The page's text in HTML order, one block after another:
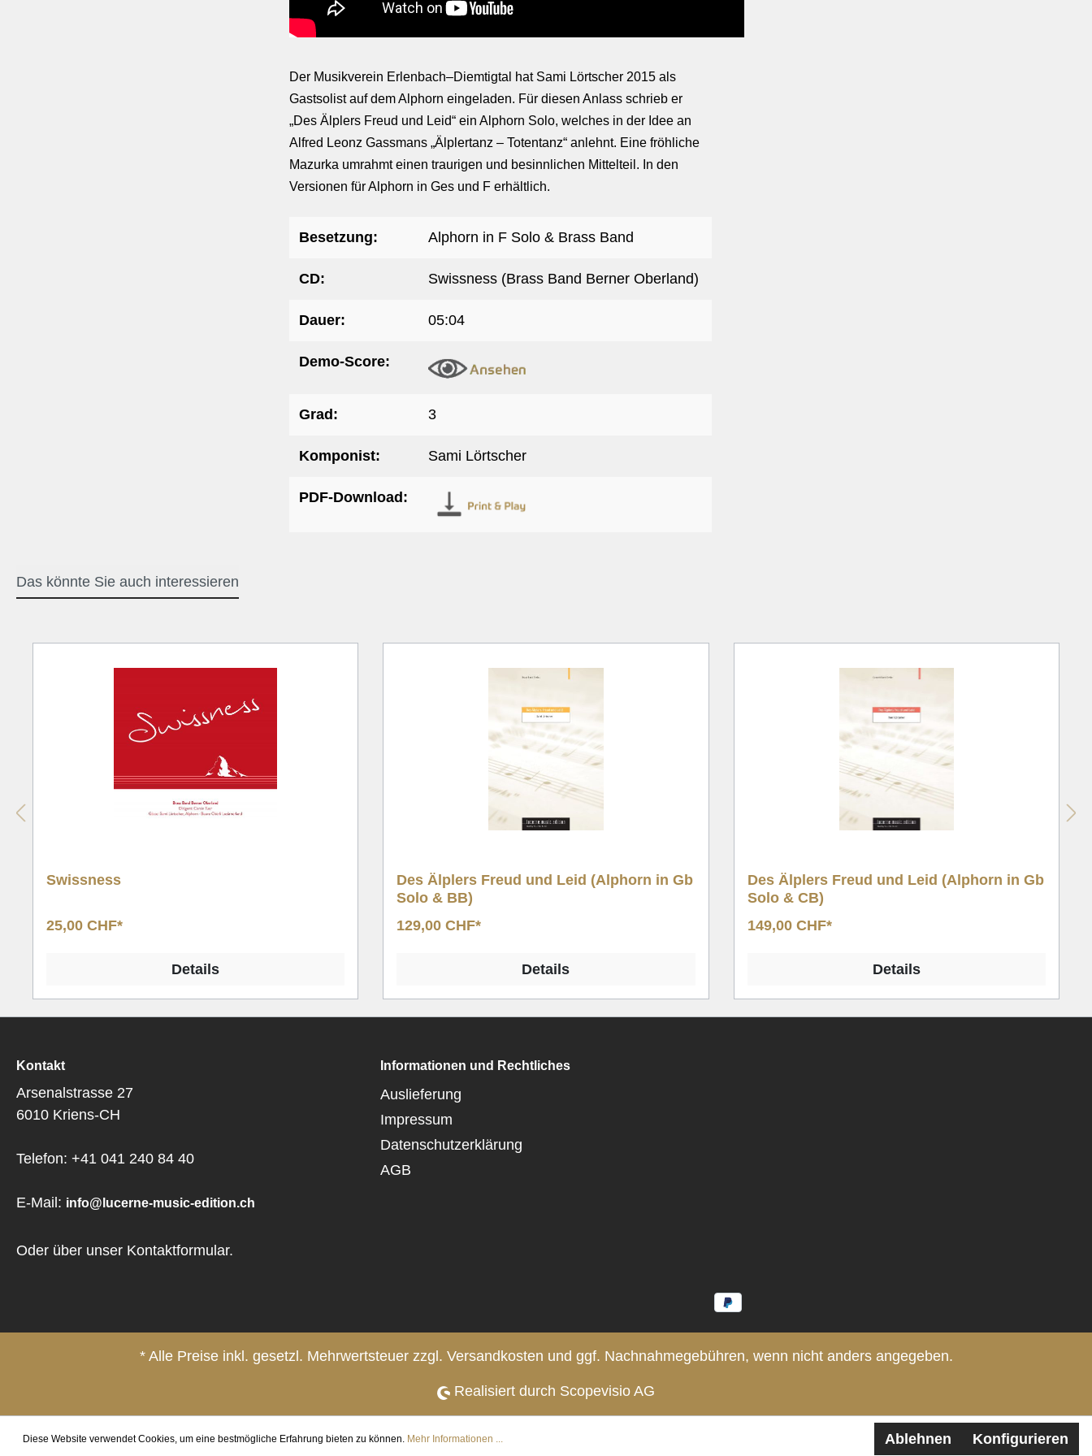
Der Musikverein Erlenbach–Diemtigtal hat Sami Lörtscher 2015 als
Gastsolist auf dem Alphorn eingeladen. Für diesen Anlass schrieb er
„Des Älplers Freud und Leid“ ein Alphorn Solo, welches in der Idee an
Alfred Leonz Gassmans „Älplertanz – Totentanz“ anlehnt. Eine fröhliche
Mazurka umrahmt einen traurigen und besinnlichen Mittelteil. In den
Versionen für Alphorn in Ges und F erhältlich.
Besetzung: Alphorn in F Solo & Brass Band
CD: Swissness (Brass Band Berner Oberland)
Dauer: 05:04
Demo-Score:
Grad: 3
Komponist: Sami Lörtscher
PDF-Download:
Das könnte Sie auch interessieren
Swissness
25,00 CHF*
Details
Des Älplers Freud und Leid (Alphorn in Gb
Solo & BB)
129,00 CHF*
Details
Des Älplers Freud und Leid (Alphorn in Gb
Solo & CB)
149,00 CHF*
Details
Kontakt
Arsenalstrasse 27
6010 Kriens-CH
Telefon: +41 041 240 84 40
E-Mail: info@lucerne-music-edition.ch
Oder über unser Kontaktformular.
Informationen und Rechtliches
Auslieferung
Impressum
Datenschutzerklärung
AGB
* Alle Preise inkl. gesetzl. Mehrwertsteuer zzgl. Versandkosten und ggf. Nachnahmegebühren, wenn nicht anders angegeben.
Realisiert durch Scopevisio AG
Diese Website verwendet Cookies, um eine bestmögliche Erfahrung bieten zu können. Mehr Informationen ... Ablehnen Konfigurieren